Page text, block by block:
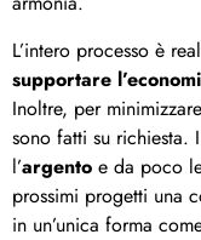
L’intero processo è
supportare
Inoltre, per
sono fatti su richiesta.
l’argento e da poco
prossimi progetti una
in un’unica forma